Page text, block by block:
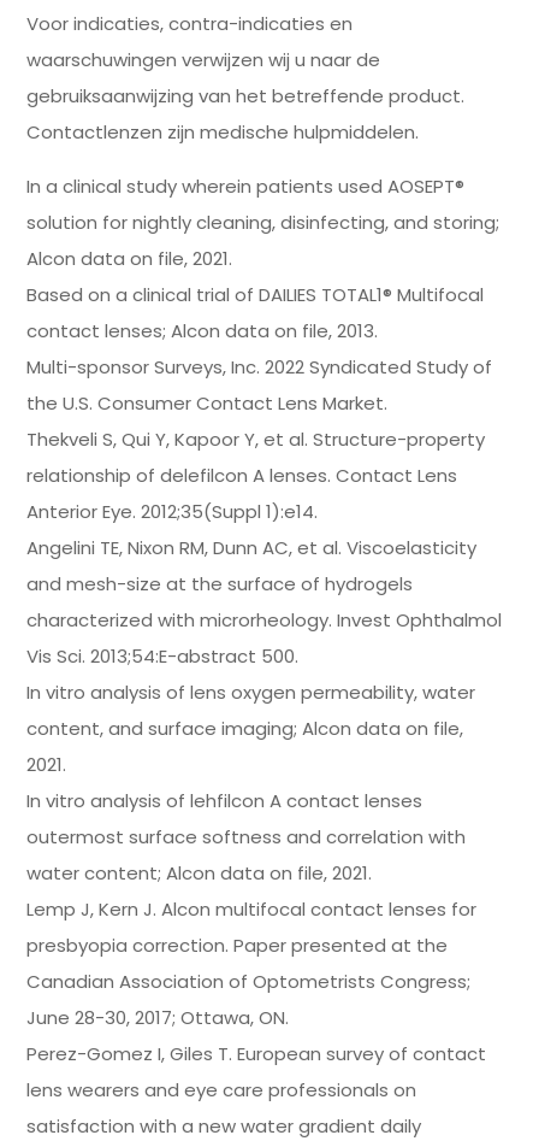
Voor indicaties, contra-indicaties en
waarschuwingen verwijzen wij u naar de
gebruiksaanwijzing van het betreffende product.
Contactlenzen zijn medische hulpmiddelen.
In a clinical study wherein patients used AOSEPT®
solution for nightly cleaning, disinfecting, and storing;
Alcon data on file, 2021.
Based on a clinical trial of DAILIES TOTAL1® Multifocal
contact lenses; Alcon data on file, 2013.
Multi-sponsor Surveys, Inc. 2022 Syndicated Study of
the U.S. Consumer Contact Lens Market.
Thekveli S, Qui Y, Kapoor Y, et al. Structure-property
relationship of delefilcon A lenses. Contact Lens
Anterior Eye. 2012;35(Suppl 1):e14.
Angelini TE, Nixon RM, Dunn AC, et al. Viscoelasticity
and mesh-size at the surface of hydrogels
characterized with microrheology. Invest Ophthalmol
Vis Sci. 2013;54:E-abstract 500.
In vitro analysis of lens oxygen permeability, water
content, and surface imaging; Alcon data on file,
2021.
In vitro analysis of lehfilcon A contact lenses
outermost surface softness and correlation with
water content; Alcon data on file, 2021.
Lemp J, Kern J. Alcon multifocal contact lenses for
presbyopia correction. Paper presented at the
Canadian Association of Optometrists Congress;
June 28-30, 2017; Ottawa, ON.
Perez-Gomez I, Giles T. European survey of contact
lens wearers and eye care professionals on
satisfaction with a new water gradient daily